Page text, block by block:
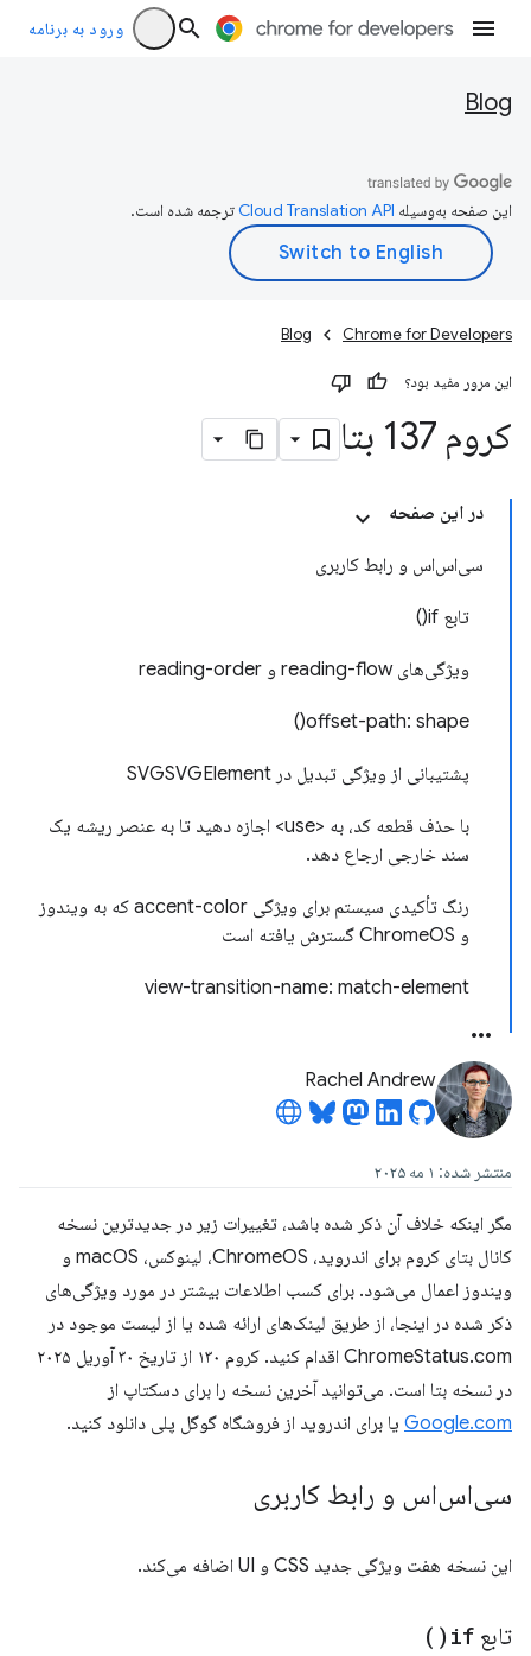
ورود به برنامه
Blog
این صفحه به‌وسیله ترجمه شده است.
Chrome for Developers
Blog
این مرور مفید بود؟
کروم 137 بتا
در این صفحه
سی‌اس‌اس و رابط کاربری
تابع if()
ویژگی‌های reading-flow و reading-order
offset-path: shape()
پشتیبانی از ویژگی تبدیل در SVGSVGElement
با حذف قطعه کد، به <use> اجازه دهید تا به عنصر ریشه یک
سند خارجی ارجاع دهد.
رنگ تأکیدی سیستم برای ویژگی accent-color که به ویندوز
و ChromeOS گسترش یافته است
view-transition-name: match-element
Rachel Andrew
منتشر شده: ۱ مه ۲۰۲۵
مگر اینکه خلاف آن ذکر شده باشد، تغییرات زیر در جدیدترین نسخه
کانال بتای کروم برای اندروید، ChromeOS، لینوکس، macOS و
ویندوز اعمال می‌شود. برای کسب اطلاعات بیشتر در مورد ویژگی‌های
ذکر شده در اینجا، از طریق لینک‌های ارائه شده یا از لیست موجود در
ChromeStatus.com اقدام کنید. کروم ۱۳۰ از تاریخ ۳۰ آوریل ۲۰۲۵
در نسخه بتا است. می‌توانید آخرین نسخه را برای دسکتاپ از
Google.com یا برای اندروید از فروشگاه گوگل پلی دانلود کنید.
سی‌اس‌اس و رابط کاربری
این نسخه هفت ویژگی جدید CSS و UI اضافه می‌کند.
تابع if(
)